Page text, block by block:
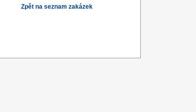
Zpět na seznam zakázek